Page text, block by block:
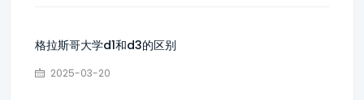
格拉斯哥大学d1和d3的区别
2025-03-20